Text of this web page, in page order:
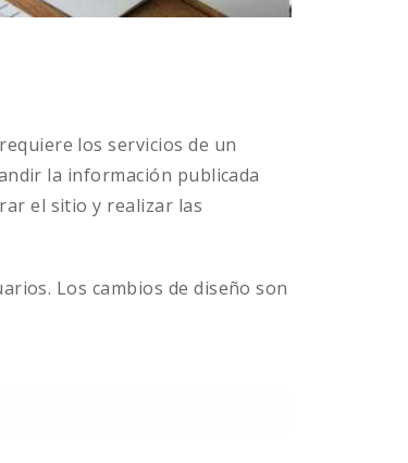
los servicios de un
la información publicada
el sitio y realizar las
Los cambios de diseño son